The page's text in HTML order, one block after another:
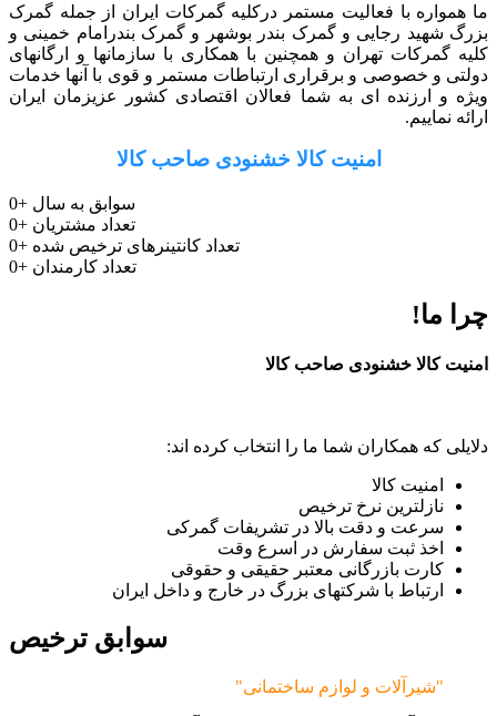
ما همواره با فعالیت مستمر درکلیه گمرکات ایران از جمله گمرک
بزرگ شهید رجایی و گمرک بندر بوشهر و گمرک بندرامام خمینی و
کلیه گمرکات تهران و همچنین با همکاری با سازمانها و ارگانهای
دولتی و خصوصی و برقراری ارتباطات مستمر و قوی با آنها خدمات
ویژه و ارزنده ای به شما فعالان اقتصادی کشور عزیزمان ایران
ارائه نماییم.
امنیت کالا خشنودی صاحب کالا
0+ سوابق به سال
0+ تعداد مشتریان
0+ تعداد کانتینرهای ترخیص شده
0+ تعداد کارمندان
چرا ما!
امنیت کالا خشنودی صاحب کالا
دلایلی که همکاران شما ما را انتخاب کرده اند:
امنیت کالا
نازلترین نرخ ترخیص
سرعت و دقت بالا در تشریفات گمرکی
اخذ ثبت سفارش در اسرع وقت
کارت بازرگانی معتبر حقیقی و حقوقی
ارتباط با شرکتهای بزرگ در خارج و داخل ایران
سوابق ترخیص
"شیرآلات و لوازم ساختمانی"